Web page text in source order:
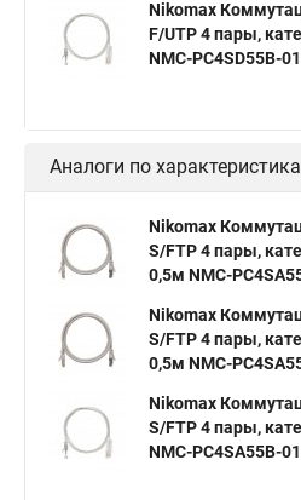
Nikomax
F/UTP 4 пары,
NMC-PC4SD55B-
Аналоги по
Nikomax
S/FTP 4 пары,
0,5м NMC-
Nikomax
S/FTP 4 пары,
0,5м NMC-
Nikomax
S/FTP 4 пары,
NMC-PC4SA55B-